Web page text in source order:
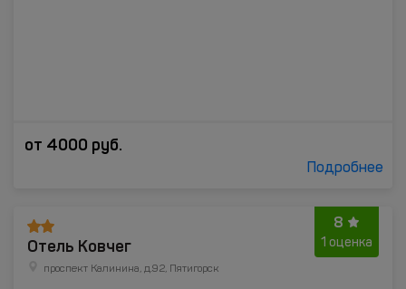
от 4000 руб.
Подробнее
8
1 оценка
Отель Ковчег
проспект Калинина, д.92, Пятигорск